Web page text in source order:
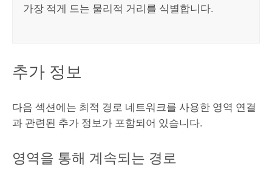
가장 적게 드는 물리적 거리를 식별합니다.
추가 정보
다음 섹션에는 최적 경로 네트워크를 사용한 영역 연결
과 관련된 추가 정보가 포함되어 있습니다.
영역을 통해 계속되는 경로